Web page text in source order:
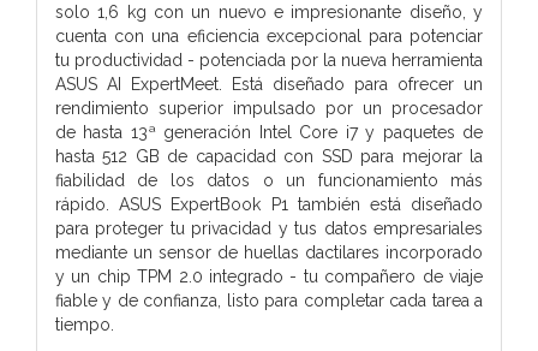
solo 1,6 kg con un nuevo e impresionante diseño, y
cuenta con una eficiencia excepcional para potenciar
tu productividad - potenciada por la nueva herramienta
ASUS AI ExpertMeet. Está diseñado para ofrecer un
rendimiento superior impulsado por un procesador
de hasta 13ª generación Intel Core i7 y paquetes de
hasta 512 GB de capacidad con SSD para mejorar la
fiabilidad de los datos o un funcionamiento más
rápido. ASUS ExpertBook P1 también está diseñado
para proteger tu privacidad y tus datos empresariales
mediante un sensor de huellas dactilares incorporado
y un chip TPM 2.0 integrado - tu compañero de viaje
fiable y de confianza, listo para completar cada tarea a
tiempo.